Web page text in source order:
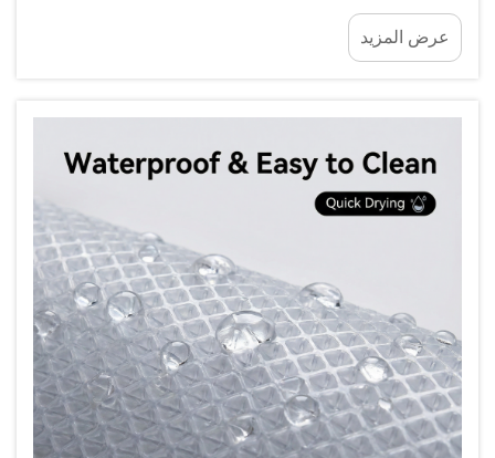
الأحذية سجادةً تحتوي على قنوات وحواف منحوتة بعمق، فإن هذه الميزات
المعمارية...
عرض المزيد